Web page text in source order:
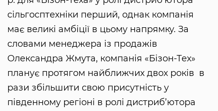
сільгосптехніки перший, однак компанія
має великі амбіції в цьому напрямку. За
словами менеджера із продажів
Олександра Жмута, компанія «Бізон-Тех»
планує протягом найближчих двох років в
рази збільшити свою присутність у
південному регіоні в ролі дистриб’ютора